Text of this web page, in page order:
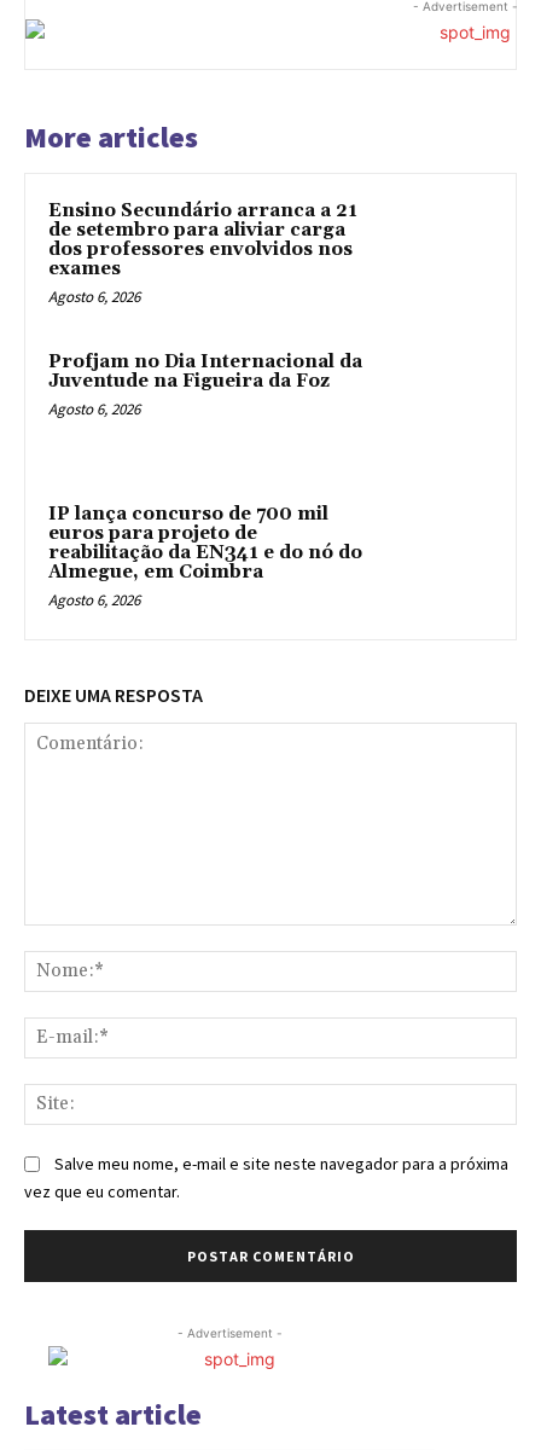
- Advertisement -
More articles
Ensino Secundário arranca a 21
de setembro para aliviar carga
dos professores envolvidos nos
exames
Agosto 6, 2026
Profjam no Dia Internacional da
Juventude na Figueira da Foz
Agosto 6, 2026
IP lança concurso de 700 mil
euros para projeto de
reabilitação da EN341 e do nó do
Almegue, em Coimbra
Agosto 6, 2026
DEIXE UMA RESPOSTA
Salve meu nome, e-mail e site neste navegador para a próxima
vez que eu comentar.
- Advertisement -
Latest article